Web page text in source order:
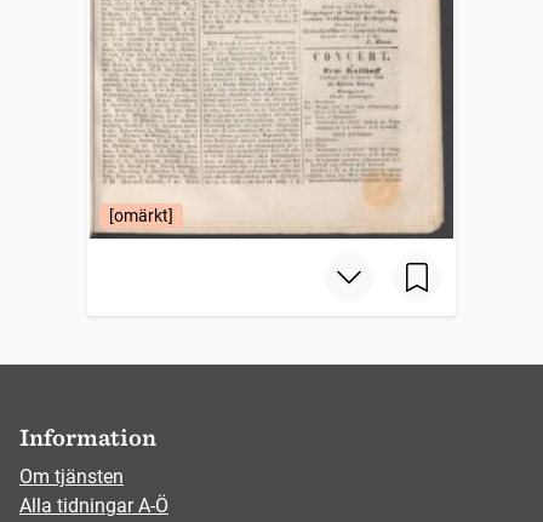
[omärkt]
Information
Om tjänsten
Alla tidningar A-Ö